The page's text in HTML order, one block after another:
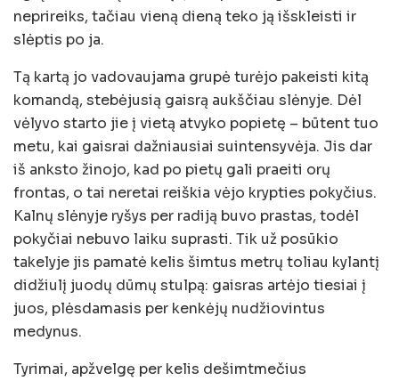
neprireiks, tačiau vieną dieną teko ją išskleisti ir
slėptis po ja.
Tą kartą jo vadovaujama grupė turėjo pakeisti kitą
komandą, stebėjusią gaisrą aukščiau slėnyje. Dėl
vėlyvo starto jie į vietą atvyko popietę – būtent tuo
metu, kai gaisrai dažniausiai suintensyvėja. Jis dar
iš anksto žinojo, kad po pietų gali praeiti orų
frontas, o tai neretai reiškia vėjo krypties pokyčius.
Kalnų slėnyje ryšys per radiją buvo prastas, todėl
pokyčiai nebuvo laiku suprasti. Tik už posūkio
takelyje jis pamatė kelis šimtus metrų toliau kylantį
didžiulį juodų dūmų stulpą: gaisras artėjo tiesiai į
juos, plėsdamasis per kenkėjų nudžiovintus
medynus.
Tyrimai, apžvelgę per kelis dešimtmečius